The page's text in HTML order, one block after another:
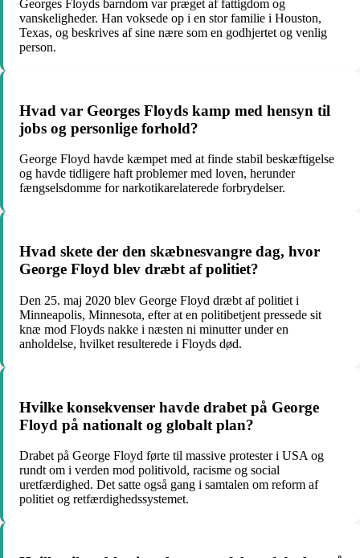
Georges Floyds barndom var præget af fattigdom og
vanskeligheder. Han voksede op i en stor familie i Houston,
Texas, og beskrives af sine nære som en godhjertet og venlig
person.
Hvad var Georges Floyds kamp med hensyn til
jobs og personlige forhold?
George Floyd havde kæmpet med at finde stabil beskæftigelse
og havde tidligere haft problemer med loven, herunder
fængselsdomme for narkotikarelaterede forbrydelser.
Hvad skete der den skæbnesvangre dag, hvor
George Floyd blev dræbt af politiet?
Den 25. maj 2020 blev George Floyd dræbt af politiet i
Minneapolis, Minnesota, efter at en politibetjent pressede sit
knæ mod Floyds nakke i næsten ni minutter under en
anholdelse, hvilket resulterede i Floyds død.
Hvilke konsekvenser havde drabet på George
Floyd på nationalt og globalt plan?
Drabet på George Floyd førte til massive protester i USA og
rundt om i verden mod politivold, racisme og social
uretfærdighed. Det satte også gang i samtalen om reform af
politiet og retfærdighedssystemet.